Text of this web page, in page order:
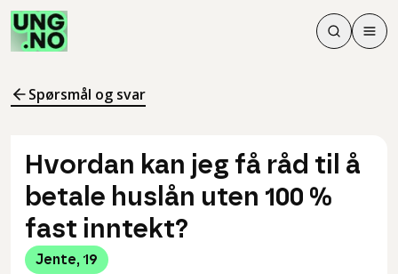
Søk
Søk
Meny
Spørsmål og svar
Hvordan kan jeg få råd til å
betale huslån uten 100 %
fast inntekt?
Jente, 19